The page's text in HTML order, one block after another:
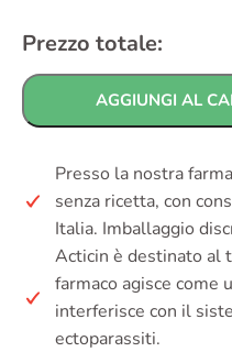
Prezzo totale:
AGGIUNGI AL
Presso la nostra
senza ricetta, con
Italia. Imballaggio
Acticin è destinato al
farmaco agisce come
interferisce con il
ectoparassiti.